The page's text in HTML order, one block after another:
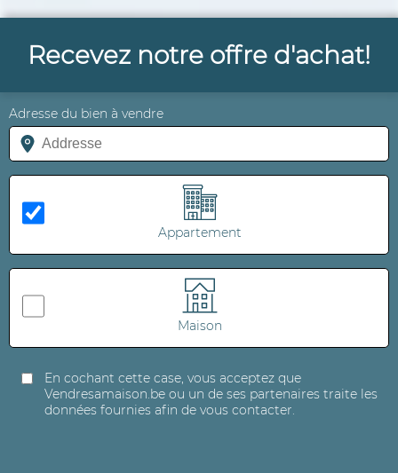
Recevez notre offre d'achat!
Adresse du bien à vendre
Appartement
Maison
En cochant cette case, vous acceptez que
Vendresamaison.be ou un de ses partenaires traite les
données fournies afin de vous contacter.